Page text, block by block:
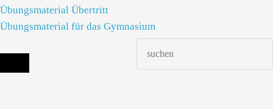
Übungsmaterial Übertritt
Übungsmaterial für das Gymnasium
Die richtige Schule finden - dein Infoportal zur Schulsuche in Deutschland